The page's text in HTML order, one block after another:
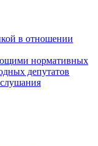
в отношении
нормативных
депутатов